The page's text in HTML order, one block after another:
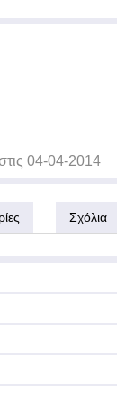
04-04-2014
Σχόλια